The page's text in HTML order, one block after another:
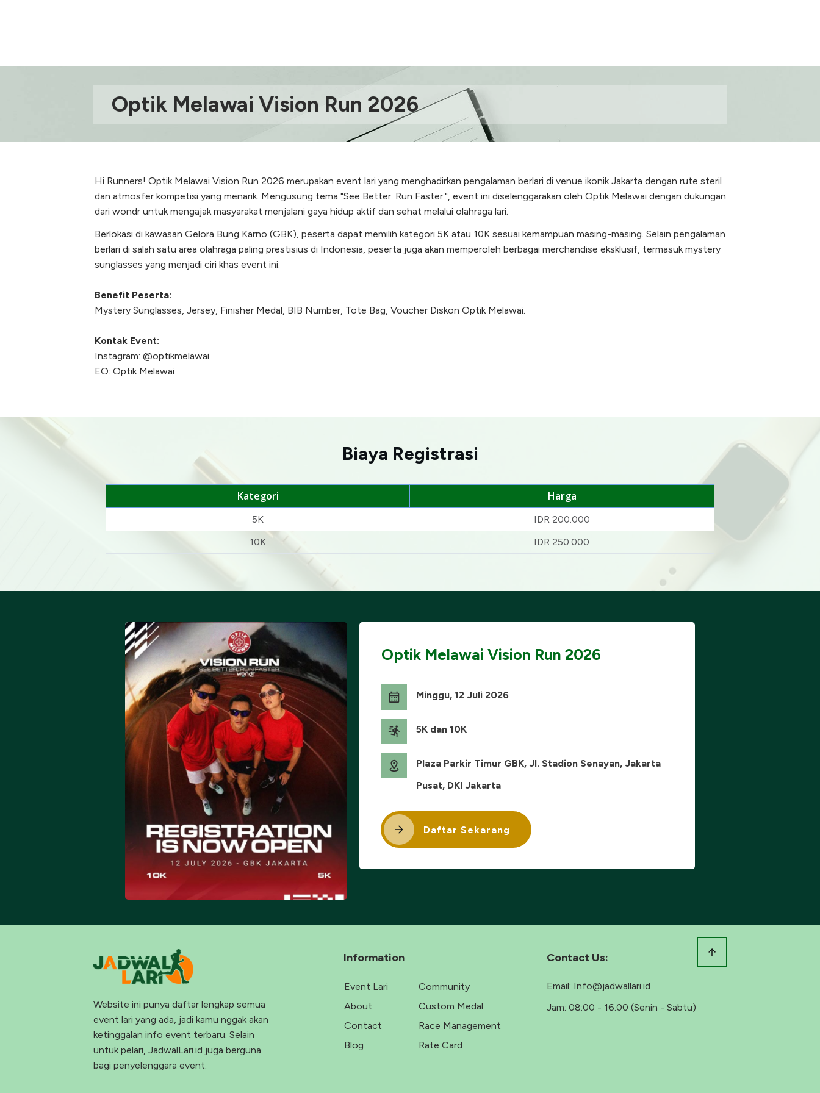
Optik Melawai Vision Run 2026
Hi Runners! Optik Melawai Vision Run 2026 merupakan event lari yang menghadirkan pengalaman berlari di venue ikonik Jakarta dengan rute steril
dan atmosfer kompetisi yang menarik. Mengusung tema "See Better. Run Faster.", event ini diselenggarakan oleh Optik Melawai dengan dukungan
dari wondr untuk mengajak masyarakat menjalani gaya hidup aktif dan sehat melalui olahraga lari.
Berlokasi di kawasan Gelora Bung Karno (GBK), peserta dapat memilih kategori 5K atau 10K sesuai kemampuan masing-masing. Selain pengalaman
berlari di salah satu area olahraga paling prestisius di Indonesia, peserta juga akan memperoleh berbagai merchandise eksklusif, termasuk mystery
sunglasses yang menjadi ciri khas event ini.
Benefit Peserta:
Mystery Sunglasses, Jersey, Finisher Medal, BIB Number, Tote Bag, Voucher Diskon Optik Melawai.
Kontak Event:
Instagram: @optikmelawai
EO: Optik Melawai
Biaya Registrasi
Kategori Harga
5K
IDR 200.000
10K
IDR 250.000
Optik Melawai Vision Run 2026
Minggu, 12 Juli 2026
5K dan 10K
Plaza Parkir Timur GBK, Jl. Stadion Senayan, Jakarta
Pusat, DKI Jakarta
Daftar Sekarang
Website ini punya daftar lengkap semua
event lari yang ada, jadi kamu nggak akan
ketinggalan info event terbaru. Selain
untuk pelari, JadwalLari.id juga berguna
bagi penyelenggara event.
Information
Event Lari
About
Contact
Blog
Community
Custom Medal
Race Management
Rate Card
Contact Us:
Email: Info@jadwallari.id
Jam:08:00 - 16.00 (Senin - Sabtu)